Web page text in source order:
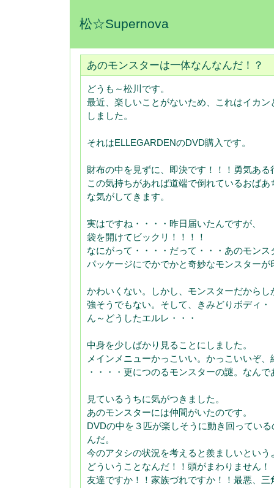
松☆Supernova
あのモンスターは一体なんなんだ！？
どうも～松川です。
最近、楽しいことがないため、これはイカ
しました。
それはELLEGARDENのDVD購入です。
財布の中を見ずに、即決です！！！勇気ある
この気持ちがあれば道端で倒れているおば
な気がしてきます。
実はですね・・・・昨日届いたんですが、
袋を開けてビックリ！！！！
なにがって・・・・だって・・・あのモン
パッケージにでかでかと奇妙なモンスター
かわいくない。しかし、モンスターだからし
強そうでもない。そして、きみどりボディ・
ん～どうしたエルレ・・・
中身を少しばかり見ることにしました。
メインメニューかっこいい。かっこいいぞ、
・・・・更につのるモンスターの謎。なん
見ているうちに気がつきました。
あのモンスターには仲間がいたのです。
DVDの中を３匹が楽しそうに動き回ってい
んだ。
今のアタシの状況を考えると羨ましいという
どういうことなんだ！！頭がまわりません！
友達ですか！！家族づれですか！！最悪、三